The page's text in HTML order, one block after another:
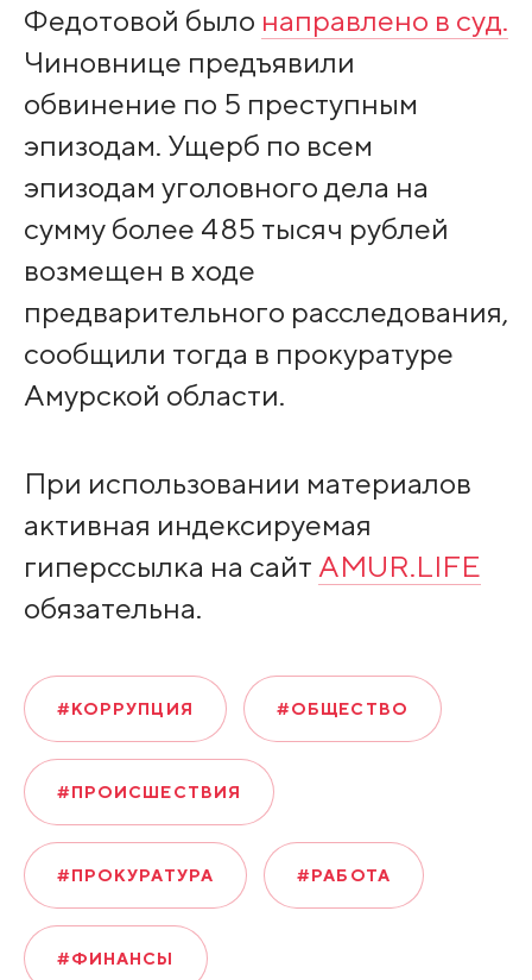
Федотовой было направлено в суд.
Чиновнице предъявили
обвинение по 5 преступным
эпизодам. Ущерб по всем
эпизодам уголовного дела на
сумму более 485 тысяч рублей
возмещен в ходе
предварительного расследования,
сообщили тогда в прокуратуре
Амурской области.
При использовании материалов
активная индексируемая
гиперссылка на сайт AMUR.LIFE
обязательна.
#КОРРУПЦИЯ #ОБЩЕСТВО
#ПРОИСШЕСТВИЯ
#ПРОКУРАТУРА #РАБОТА
#ФИНАНСЫ